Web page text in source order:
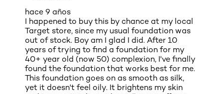
hace 9 años
I happened to buy this by chance at my local
Target store, since my usual foundation was
out of stock. Boy am I glad I did. After 10
years of trying to find a foundation for my
40+ year old (now 50) complexion, I've finally
found the foundation that works best for me.
This foundation goes on as smooth as silk,
yet it doesn't feel oily. It brightens my skin